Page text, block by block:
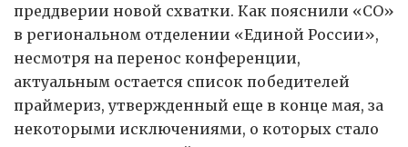
преддверии новой схватки. Как пояснили «СО»
в региональном отделении «Единой России»,
несмотря на перенос конференции,
актуальным остается список победителей
праймериз, утвержденный еще в конце мая, за
некоторыми исключениями, о которых стало